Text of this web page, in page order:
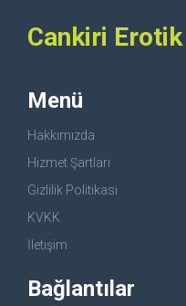
Cankiri
Menü
Hakkımızda
Hizmet Şartları
Gizlilik Politikası
KVKK
İletişim
Bağlantılar